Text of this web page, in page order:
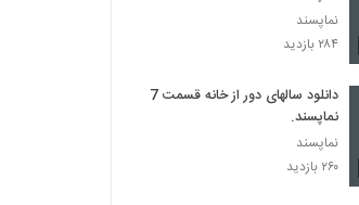
نماپسند
۲۸۴ بازدید
دانلود سالهای دور از خانه قسمت 7
نماپسند.
نماپسند
۲۶۰ بازدید